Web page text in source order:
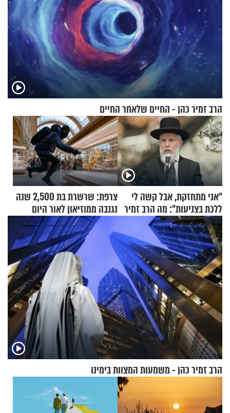
הרב זמיר כהן - החיים שלאחר החיים
"אני מתחזקת, אבל קשה לי
ללכת בצניעות": מה הרב זמיר
כהן המליץ לה לעשות?
צרפת: שרשרת בת 2,500 שנה
נגנבה ממוזיאון לאור היום
הרב זמיר כהן - משמעות המצוות בימינו